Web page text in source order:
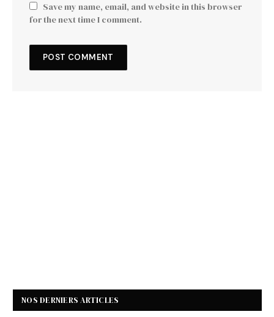
Save my name, email, and website in this browser
for the next time I comment.
NOS DERNIERS ARTICLES